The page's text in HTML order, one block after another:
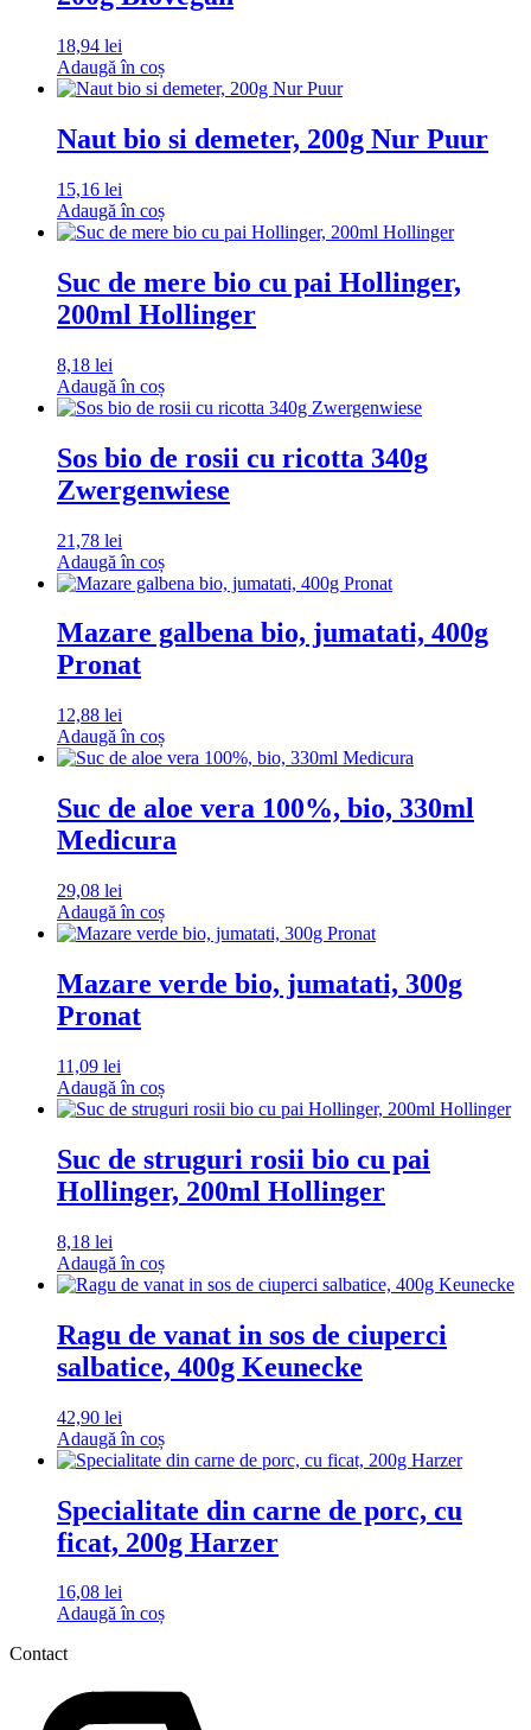
18,94 lei
Adaugă în coș
Naut bio si demeter, 200g Nur Puur
15,16 lei
Adaugă în coș
Suc de mere bio cu pai Hollinger,
200ml Hollinger
8,18 lei
Adaugă în coș
Sos bio de rosii cu ricotta 340g
Zwergenwiese
21,78 lei
Adaugă în coș
Mazare galbena bio, jumatati, 400g
Pronat
12,88 lei
Adaugă în coș
Suc de aloe vera 100%, bio, 330ml
Medicura
29,08 lei
Adaugă în coș
Mazare verde bio, jumatati, 300g
Pronat
11,09 lei
Adaugă în coș
Suc de struguri rosii bio cu pai
Hollinger, 200ml Hollinger
8,18 lei
Adaugă în coș
Ragu de vanat in sos de ciuperci
salbatice, 400g Keunecke
42,90 lei
Adaugă în coș
Specialitate din carne de porc, cu
ficat, 200g Harzer
16,08 lei
Adaugă în coș
Contact